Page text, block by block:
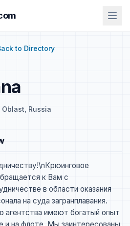
to Directory
Russia
к Вам с
в области оказания
на суда загранплавания.
агентства имеют богатый опыт